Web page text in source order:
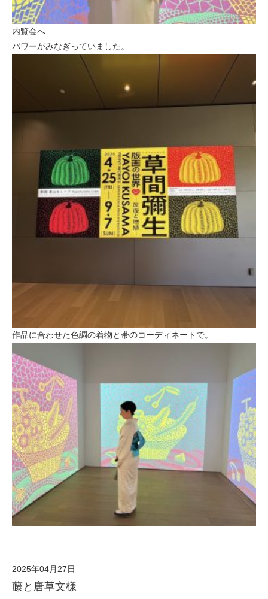
内覧会へ
パワーがみなぎっていました。
作品に合わせた色調の着物と帯のコーディネートで。
2025年04月27日
藤と唐草文様